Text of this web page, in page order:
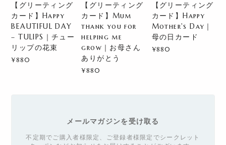
【グリーティング
カード】Happy
BEAUTIFUL DAY
– TULIPS｜チュー
リップの花束
¥880
【グリーティング
カード】Mum
thank you for
helping me
grow｜お母さん
ありがとう
¥880
【グリーティング
カード】Happy
Mother's Day｜
母の日カード
¥880
メールマガジンを受け取る
不定期でご購入者様限定、ご登録者様限定でシークレット